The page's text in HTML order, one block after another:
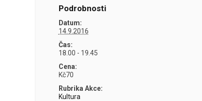
Podrobnosti
Datum:
14.9.2016
Čas:
18.00 - 19.45
Cena:
Kč70
Rubrika Akce:
Kultura